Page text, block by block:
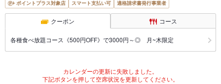
ポイントプラス対象店
スマート支払い可 適格請求書発行事業者
クーポン コース
各種食べ放題コース《500円OFF》で3000円～◎ 月~木限定
カレンダーの更新に失敗しました。
下記ボタンを押して空席状況を更新してください。